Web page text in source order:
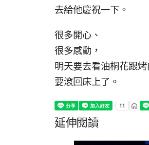
去給他慶祝一下。
很多開心、
很多感動，
明天要去看油桐花跟烤
要滾回床上了。
延伸閱讀